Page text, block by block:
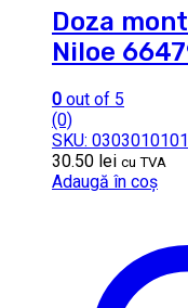
Doza
Niloe
0 out of 5
(0)
SKU:
30.50 lei cu TVA
Adaugă în coș